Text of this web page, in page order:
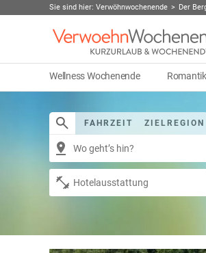
Sie sind hier: Verwöhnwochenende Der
Wellness Wochenende
FAHRZEIT ZIELREGION